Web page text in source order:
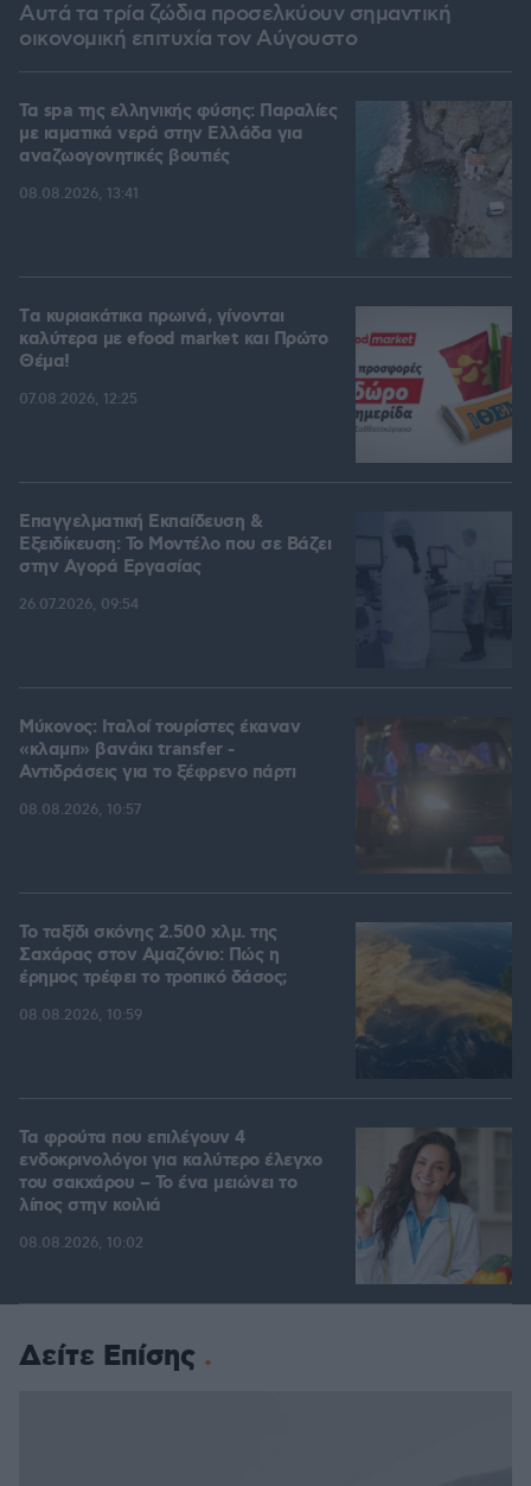
Αυτά τα τρία ζώδια προσελκύουν σημαντική
οικονομική επιτυχία τον Αύγουστο
Τα spa της ελληνικής φύσης: Παραλίες
με ιαματικά νερά στην Ελλάδα για
αναζωογονητικές βουτιές
08.08.2026, 13:41
Tα κυριακάτικα πρωινά, γίνονται
καλύτερα με efood market και Πρώτο
Θέμα!
07.08.2026, 12:25
Επαγγελματική Εκπαίδευση &
Εξειδίκευση: Το Mοντέλο που σε Bάζει
στην Aγορά Eργασίας
26.07.2026, 09:54
Μύκονος: Ιταλοί τουρίστες έκαναν
«κλαμπ» βανάκι transfer -
Αντιδράσεις για το ξέφρενο πάρτι
08.08.2026, 10:57
Το ταξίδι σκόνης 2.500 χλμ. της
Σαχάρας στον Αμαζόνιο: Πώς η
έρημος τρέφει το τροπικό δάσος;
08.08.2026, 10:59
Τα φρούτα που επιλέγουν 4
ενδοκρινολόγοι για καλύτερο έλεγχο
του σακχάρου – Το ένα μειώνει το
λίπος στην κοιλιά
08.08.2026, 10:02
Δείτε Επίσης